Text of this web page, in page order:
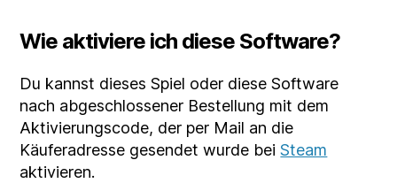
Wie aktiviere ich diese Software?
Du kannst dieses Spiel oder diese Software
nach abgeschlossener Bestellung mit dem
Aktivierungscode, der per Mail an die
Käuferadresse gesendet wurde beiSteam
aktivieren.